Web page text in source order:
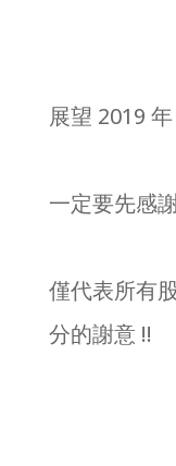
展望 2019
一定要先感
僅代表所有
分的謝意 !!